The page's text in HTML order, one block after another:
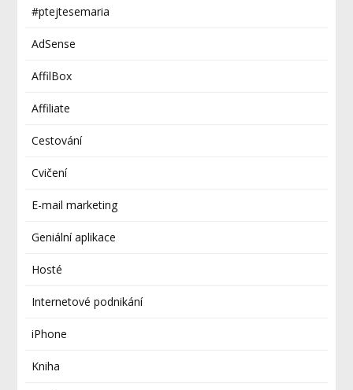
#ptejtesemaria
AdSense
AffilBox
Affiliate
Cestování
Cvičení
E-mail marketing
Geniální aplikace
Hosté
Internetové podnikání
iPhone
Kniha